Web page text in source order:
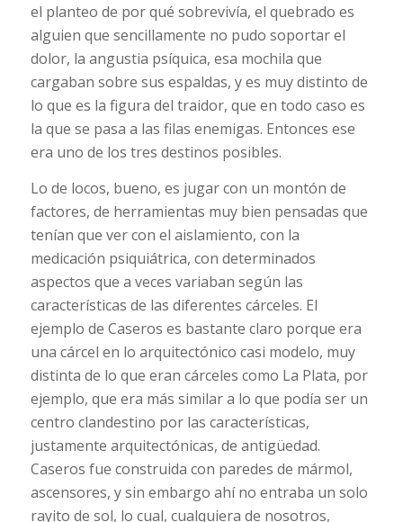
el planteo de por qué sobrevivía, el quebrado es
alguien que sencillamente no pudo soportar el
dolor, la angustia psíquica, esa mochila que
cargaban sobre sus espaldas, y es muy distinto de
lo que es la figura del traidor, que en todo caso es
la que se pasa a las filas enemigas. Entonces ese
era uno de los tres destinos posibles.
Lo de locos, bueno, es jugar con un montón de
factores, de herramientas muy bien pensadas que
tenían que ver con el aislamiento, con la
medicación psiquiátrica, con determinados
aspectos que a veces variaban según las
características de las diferentes cárceles. El
ejemplo de Caseros es bastante claro porque era
una cárcel en lo arquitectónico casi modelo, muy
distinta de lo que eran cárceles como La Plata, por
ejemplo, que era más similar a lo que podía ser un
centro clandestino por las características,
justamente arquitectónicas, de antigüedad.
Caseros fue construida con paredes de mármol,
ascensores, y sin embargo ahí no entraba un solo
rayito de sol, lo cual, cualquiera de nosotros,